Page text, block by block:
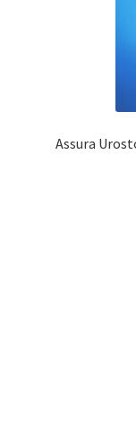
Assura